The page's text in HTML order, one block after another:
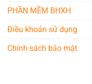
PHẦN MỀM BHXH
Điều khoản sử dụng
Chính sách bảo mật